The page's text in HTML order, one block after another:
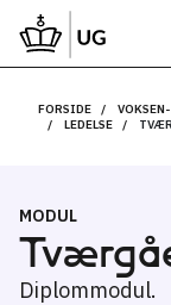
FORSIDE
LEDELSE
MODUL
Diplommodul.